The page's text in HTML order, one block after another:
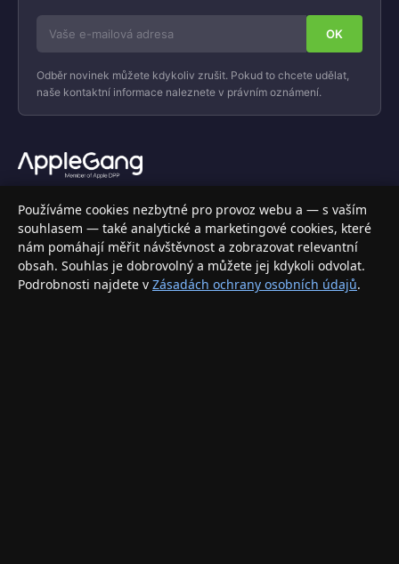
Odběr novinek můžete kdykoliv zrušit. Pokud to chcete udělat,
naše kontaktní informace naleznete v právním oznámení.
Váš specializovaný obchod s Apple produkty, příslušenstvím a
elektronikou. Nakupujte bezpečně a s jistotou.
INFORMACE
Doprava a doručení
Používáme cookies nezbytné pro provoz webu a — s vaším
souhlasem — také analytické a marketingové cookies, které
nám pomáhají měřit návštěvnost a zobrazovat relevantní
obsah. Souhlas je dobrovolný a můžete jej kdykoli odvolat.
Podrobnosti najdete v Zásadách ochrany osobních údajů.